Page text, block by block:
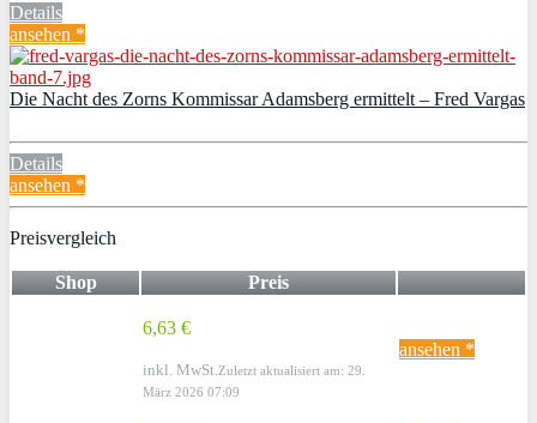
Details
ansehen *
Die Nacht des Zorns Kommissar Adamsberg ermittelt – Fred Vargas
Details
ansehen *
Preisvergleich
Shop Preis
6,63 €
inkl. MwSt. Zuletzt aktualisiert am: 29.
März 2026 07:09
ansehen *